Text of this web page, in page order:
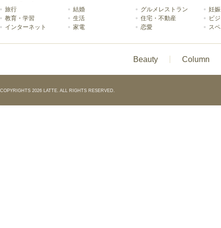
旅行 結婚 グルメレストラン
妊
教育・学習
生活 住宅・不動産
ビ
インターネット
家電 恋愛 ス
Beauty Column
COPYRIGHTS 2026 LATTE. ALL RIGHTS RESERVED.